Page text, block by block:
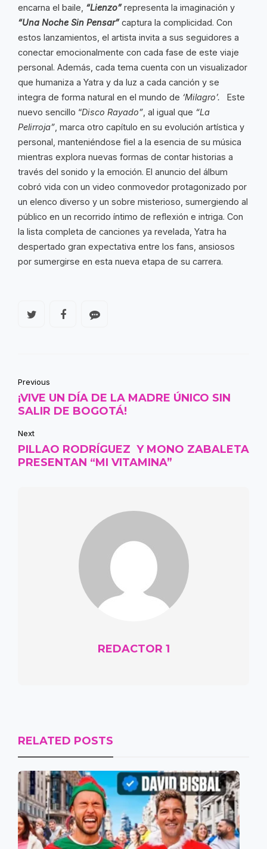
encarna el baile, “Lienzo”representa la imaginación y
“Una Noche Sin Pensar”captura la complicidad. Con
estos lanzamientos, el artista invita a sus seguidores a
conectar emocionalmente con cada fase de este viaje
personal. Además, cada tema cuenta con un visualizador
que humaniza a Yatra y da luz a cada canción y se
integra de forma natural en el mundo de ‘Milagro’. Este
nuevo sencillo “Disco Rayado” , al igual que “La
Pelirroja” , marca otro capítulo en su evolución artística y
personal, manteniéndose fiel a la esencia de su música
mientras explora nuevas formas de contar historias a
través del sonido y la emoción. El anuncio del álbum
cobró vida con un video conmovedor protagonizado por
un elenco diverso y un sobre misterioso, sumergiendo al
público en un recorrido íntimo de reflexión e intriga. Con
la lista completa de canciones ya revelada, Yatra ha
despertado gran expectativa entre los fans, ansiosos
por sumergirse en esta nueva etapa de su carrera.
Previous
¡VIVE UN DÍA DE LA MADRE ÚNICO SIN
SALIR DE BOGOTÁ!
Next
PILLAO RODRÍGUEZ Y MONO ZABALETA
PRESENTAN “MI VITAMINA”
REDACTOR 1
RELATED POSTS